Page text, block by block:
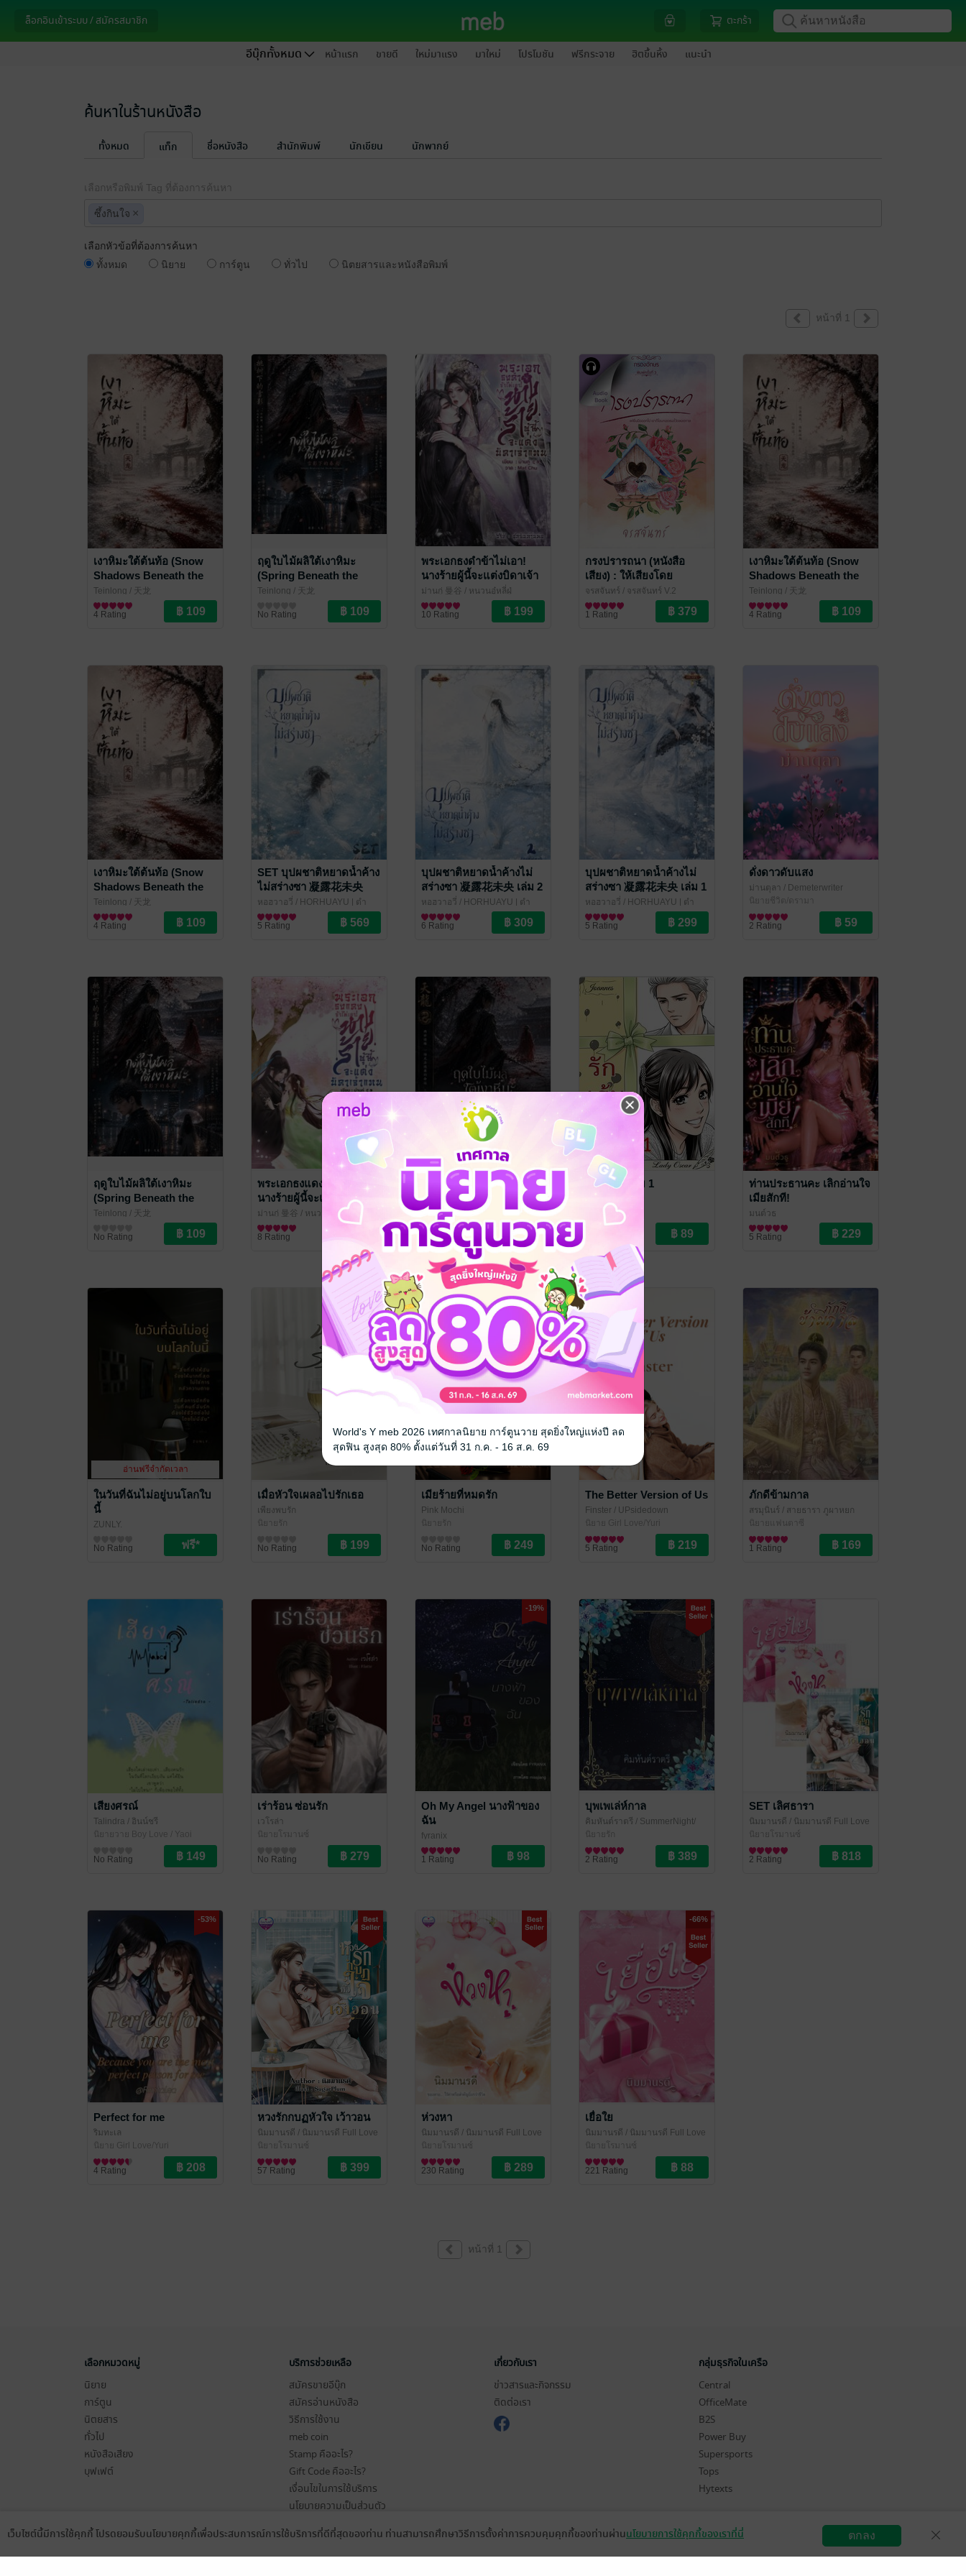
ล็อกอินเข้าระบบ / สมัครสมาชิก ตะกร้า
อีบุ๊กทั้งหมด หน้าแรก ขายดี ใหม่มาแรง มาใหม่ โปรโมชัน ฟรีกระจาย ฮิตขึ้นหิ้ง แนะนำ
ค้นหาในร้านหนังสือ
ทั้งหมด แท็ก ชื่อหนังสือ สำนักพิมพ์ นักเขียน นักพากย์
เลือกหรือพิมพ์ Tag ที่ต้องการค้นหา
ซึ้งกินใจ ×
เลือกหัวข้อที่ต้องการค้นหา
ทั้งหมด
นิยาย การ์ตูน ทั่วไป นิตยสารและหนังสือพิมพ์
หน้าที่ 1
เงาหิมะใต้ต้นท้อ (Snow
Shadows Beneath the
Peach Tree) ภาคอดีต เล่ม
3 (จบ)
Teinlong / 天龙
นิยายรักจีนโบราณ
4 Rating
ฤดูใบไม้ผลิใต้เงาหิมะ
(Spring Beneath the
Snow Shadows) ภาค
ปัจจุบัน เล่ม 3 (จบ)
Teinlong / 天龙
No Rating
พระเอกธงดำข้าไม่เอา!
นางร้ายผู้นี้จะแต่งบิดาเจ้า
แทน
ม่านกู่ 曼谷 / หนวนอู๋หลี่ฝู่
นิยายรักจีนโบราณ
10 Rating
กรงปรารถนา (หนังสือ
เสียง) : ให้เสียงโดย
น้อย_กัลชนา
จรสจันทร์ / จรสจันทร์ V.2
นิยายโรมานซ์
1 Rating
เงาหิมะใต้ต้นท้อ (Snow
Shadows Beneath the
Peach Tree) ภาคอดีต เล่ม
2
Teinlong / 天龙
นิยายรักจีนโบราณ
4 Rating
เงาหิมะใต้ต้นท้อ (Snow
Shadows Beneath the
Peach Tree) ภาคอดีต เล่ม
1
Teinlong / 天龙
นิยายรักจีนโบราณ
4 Rating
SET บุปผชาติหยาดน้ำค้าง
ไม่สร่างซา 凝露花未央
เล่ม 1-2 (จบ)
หอฮวาอวี่ / HORHUAYU | ตำ
หนักฮวาอวี่
นิยายรักจีนโบราณ
5 Rating
บุปผชาติหยาดน้ำค้างไม่
สร่างซา 凝露花未央 เล่ม 2
(จบ)
หอฮวาอวี่ / HORHUAYU | ตำ
หนักฮวาอวี่
นิยายรักจีนโบราณ
6 Rating
บุปผชาติหยาดน้ำค้างไม่
สร่างซา 凝露花未央 เล่ม 1
หอฮวาอวี่ / HORHUAYU | ตำ
หนักฮวาอวี่
นิยายรักจีนโบราณ
5 Rating
ดั่งดาวดับแสง
ม่านตุลา / Demeterwriter
นิยายชีวิต/ดรามา
2 Rating
ฤดูใบไม้ผลิใต้เงาหิมะ
(Spring Beneath the
Snow Shadows) ภาค
Teinlong / 天龙
No Rating
พระเอกธงแดงข้าไม่เอา!
นางร้ายผู้นี้จะแต่งบิดาเจ้า
แทน
ม่านกู่ 曼谷 / หนวนอู๋หลี่ฝู่
นิยายรักจีนโบราณ
8 Rating
ฤดูใบไม้ผลิใต้เงาหิมะ
(Spring Beneath the
Snow Shadows) ภาค
ปัจจุบัน เล่ม 1
Teinlong / 天龙
นิยายรัก
No Rating
รักเร้นใจ เล่ม 1
นิยายรัก
ท่านประธานคะ เลิกอ่านใจ
เมียสักที!
มนต์วธู
นิยายโรมานซ์
5 Rating
อ่านฟรีจำกัดเวลา
ในวันที่ฉันไม่อยู่บนโลกใบ
นี้
ZUNLY.
No Rating
เมื่อหัวใจเผลอไปรักเธอ
เพียงพบรัก
นิยายรัก
No Rating
เมียร้ายที่หมดรัก
Pink Mochi
นิยายรัก
No Rating
The Better Version of Us
Finster / UPsidedown
นิยาย Girl Love/Yuri
5 Rating
ภักดีข้ามกาล
สรมุนินร์ / สายธารา​ ภูผาหยก
นิยายแฟนตาซี
1 Rating
เสียงศรณ์
Talindra / อินน์ชรี
นิยายวาย Boy Love / Yaoi
No Rating
เร่าร้อน ซ่อนรัก
เวโรล่า
นิยายโรมานซ์
No Rating
-19%
Oh My Angel นางฟ้าของ
ฉัน
fyranix
นิยาย Girl Love/Yuri
1 Rating
บุพเพเล่ห์กาล
คิมหันต์ราตรี / SummerNight/
คิมหันต์ราตรี/ต้วนซิ่วกงจู่/บุษย์น้ำ
เพชร
นิยายรัก
2 Rating
SET เลิศธารา
นิมมานรดี / นิมมานรดี Full Love
นิยายโรมานซ์
2 Rating
-53%
Perfect for me
ริมทะเล
นิยาย Girl Love/Yuri
4 Rating
หวงรักกบฏหัวใจ เว้าวอน
นิมมานรดี / นิมมานรดี Full Love
นิยายโรมานซ์
57 Rating
ห่วงหา
นิมมานรดี / นิมมานรดี Full Love
นิยายโรมานซ์
230 Rating
-66%
เยื่อใย
นิมมานรดี / นิมมานรดี Full Love
นิยายโรมานซ์
221 Rating
หน้าที่ 1
เลือกหมวดหมู่
นิยาย
การ์ตูน
นิตยสาร
ทั่วไป
หนังสือเสียง
บุฟเฟต์
บริการช่วยเหลือ
สมัครขายอีบุ๊ก
สมัครอ่านหนังสือ
วิธีการใช้งาน
meb coin
Stamp คืออะไร?
Gift Code คืออะไร?
เงื่อนไขในการใช้บริการ
นโยบายความเป็นส่วนตัว
แผนผังเว็บไซต์
เกี่ยวกับเรา
ข่าวสารและกิจกรรม
ติดต่อเรา
กลุ่มธุรกิจในเครือ
Central
OfficeMate
B2S
Power Buy
Supersports
Tops
Hytexts
สมัครขายอีบุ๊ก วิธีการใช้งาน
เว็บไซต์นี้มีการใช้คุกกี้ โปรดยอมรับนโยบายคุกกี้เพื่อประสบการณ์การใช้บริการที่ดีที่สุดของท่าน ท่านสามารถศึกษาวิธีการตั้งค่าการควบคุมคุกกี้ของท่านผ่านนโยบายการใช้คุกกี้ของเราที่นี่ ตกลง
World's Y meb 2026 เทศกาลนิยาย การ์ตูนวาย สุดยิ่งใหญ่แห่งปี ลด
สุดฟิน สูงสุด 80% ตั้งแต่วันที่ 31 ก.ค. - 16 ส.ค. 69